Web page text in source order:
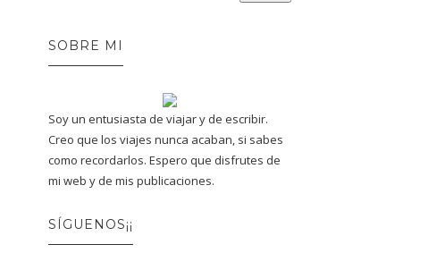
SOBRE MI
Soy un entusiasta de viajar y de escribir.
Creo que los viajes nunca acaban, si sabes
como recordarlos. Espero que disfrutes de
mi web y de mis publicaciones.
SÍGUENOS¡¡